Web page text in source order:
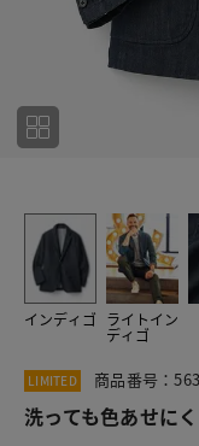
インディゴ ライトイン
ディゴ
LIMITED 商品番号：
洗っても色あせに
この商品をシェアす
洗って
¥9,500